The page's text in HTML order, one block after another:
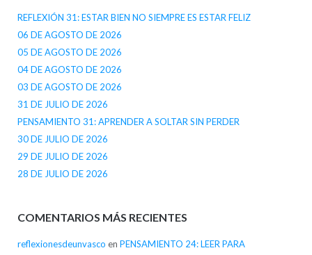
REFLEXIÓN 31: ESTAR BIEN NO SIEMPRE ES ESTAR FELIZ
06 DE AGOSTO DE 2026
05 DE AGOSTO DE 2026
04 DE AGOSTO DE 2026
03 DE AGOSTO DE 2026
31 DE JULIO DE 2026
PENSAMIENTO 31: APRENDER A SOLTAR SIN PERDER
30 DE JULIO DE 2026
29 DE JULIO DE 2026
28 DE JULIO DE 2026
COMENTARIOS MÁS RECIENTES
reflexionesdeunvasco en PENSAMIENTO 24: LEER PARA